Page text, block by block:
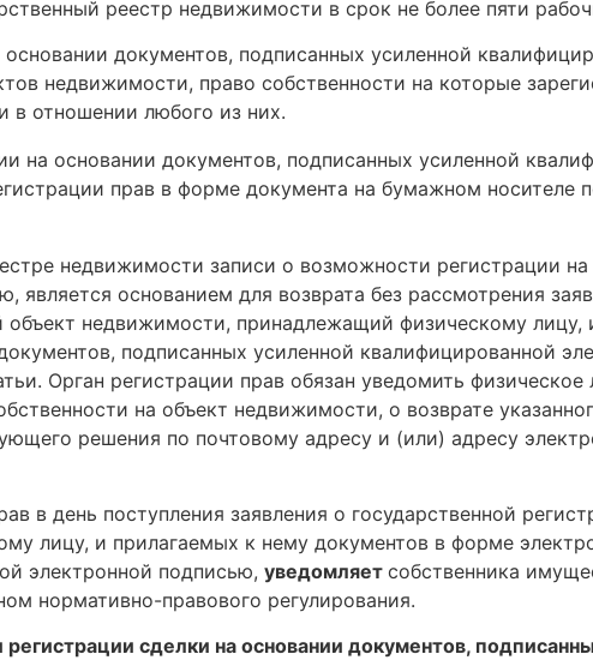
реестр недвижимости в срок не более пяти
документов, подписанных усиленной
недвижимости, право собственности на которые
в отношении любого из них.
на основании документов, подписанных усиленной
прав в форме документа на бумажном носителе
недвижимости записи о возможности регистрации
является основанием для возврата без рассмотрения
объект недвижимости, принадлежащий физическому
подписанных усиленной квалифицированной
Орган регистрации прав обязан уведомить
на объект недвижимости, о возврате
решения по почтовому адресу и (или) адресу
в день поступления заявления о государственной
лицу, и прилагаемых к нему документов в форме
электронной подписью, уведомляет собственника
нормативно-правового регулирования.
сделки на основании документов,